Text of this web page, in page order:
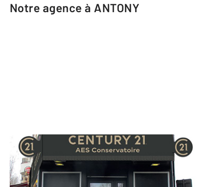
Notre agence à ANTONY
CENTURY 21 AES Conservatoire
112 avenue de la Division Leclerc
ANTONY - 92160